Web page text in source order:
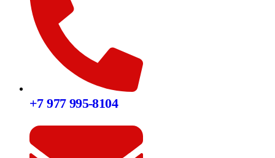
+7 977 995-8104